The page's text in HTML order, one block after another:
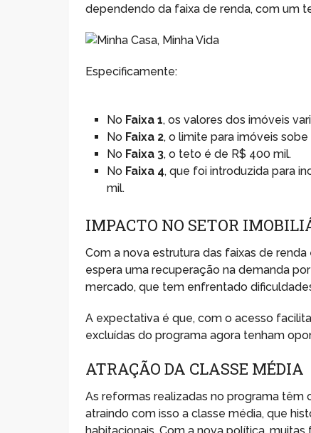
dependendo da faixa de renda, com um
Especificamente:
No Faixa 1, os valores dos imóveis
No Faixa 2, o limite para imóveis sobe
No Faixa 3, o teto é de R$ 400 mil.
No Faixa 4, que foi introduzida para
mil.
IMPACTO NO SETOR
Com a nova estrutura das faixas de
espera uma recuperação na demanda
mercado, que tem enfrentado
A expectativa é que, com o acesso
excluídas do programa agora tenham
ATRAÇÃO DA CLASSE MÉDIA
As reformas realizadas no programa têm
atraindo com isso a classe média, que